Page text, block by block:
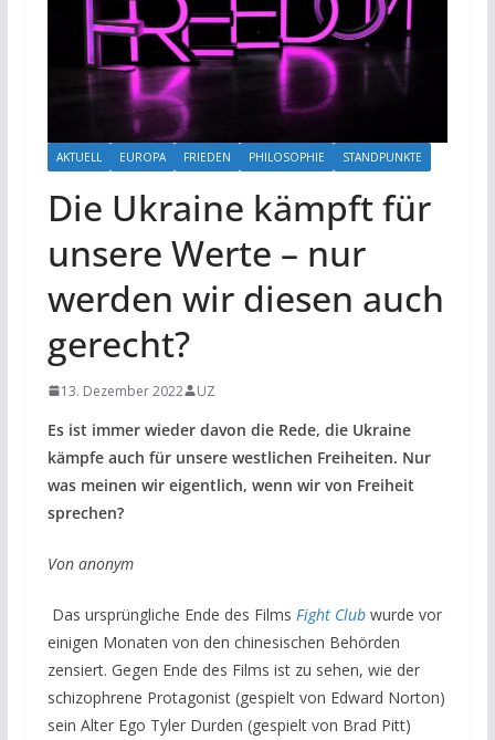
AKTUELL EUROPA FRIEDEN PHILOSOPHIE STANDPUNKTE
Die Ukraine kämpft für
unsere Werte – nur
werden wir diesen auch
gerecht?
13. Dezember 2022 UZ
Es ist immer wieder davon die Rede, die Ukraine
kämpfe auch für unsere westlichen Freiheiten. Nur
was meinen wir eigentlich, wenn wir von Freiheit
sprechen?
Von anonym
Das ursprüngliche Ende des Films Fight Clubwurde vor
einigen Monaten von den chinesischen Behörden
zensiert. Gegen Ende des Films ist zu sehen, wie der
schizophrene Protagonist (gespielt von Edward Norton)
sein Alter Ego Tyler Durden (gespielt von Brad Pitt)